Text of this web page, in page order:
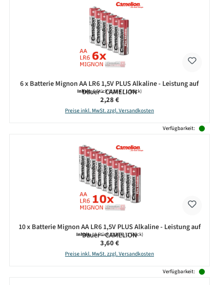
6 x Batterie Mignon AA LR6 1,5V PLUS Alkaline - Leistung auf
Dauer - CAMELION
Inhalt:6 Stück(0,38 € / 1 Stück)
Regulärer Preis:
2,28 €
Preise inkl. MwSt. zzgl. Versandkosten
Verfügbarkeit:
10 x Batterie Mignon AA LR6 1,5V PLUS Alkaline - Leistung auf
Dauer - CAMELION
Inhalt:10 Stück(0,36 € / 1 Stück)
Regulärer Preis:
3,60 €
Preise inkl. MwSt. zzgl. Versandkosten
Verfügbarkeit: